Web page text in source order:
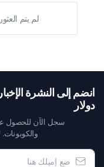
لم يتم
دولار
سجل الآن للحصول